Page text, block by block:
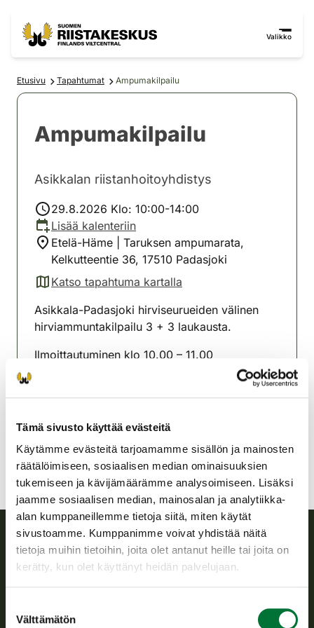
Tämä sivusto käyttää evästeitä
Käytämme evästeitä tarjoamamme sisällön ja mainosten
räätälöimiseen, sosiaalisen median ominaisuuksien
tukemiseen ja kävijämäärämme analysoimiseen. Lisäksi
jaamme sosiaalisen median, mainosalan ja analytiikka-
alan kumppaneillemme tietoja siitä, miten käytät
sivustoamme. Kumppanimme voivat yhdistää näitä
tietoja muihin tietoihin, joita olet antanut heille tai joita on
kerätty, kun olet käyttänyt heidän palvelujaan.
valinta
Välttämätön
Valikko
Etusivu Tapahtumat Ampumakilpailu
Ampumakilpailu
Asikkalan riistanhoitoyhdistys
29.8.2026 Klo: 10:00-14:00
Lisää kalenteriin
Etelä-Häme | Taruksen ampumarata,
Kelkutteentie 36, 17510 Padasjoki
Katso tapahtuma kartalla
(avautuu uuteen välilehteen)
Asikkala-Padasjoki hirviseurueiden välinen
hirviammuntakilpailu 3 + 3 laukausta.
Ilmoittautuminen klo 10.00 – 11.00
asikkala@rhy.riista.fi
Suomen riistakeskus
riistanhoitoyhdistysten toimintaa ja huolehtii riistapolitiikan
toimeenpanosta sekä vastaa sille säädetyistä julkisista